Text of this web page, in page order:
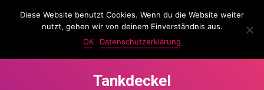
LassKnattern
Tankdeckel
Diese Website benutzt Cookies. Wenn du die Website weiter
nutzt, gehen wir von deinem Einverständnis aus.
OK
Datenschutzerklärung